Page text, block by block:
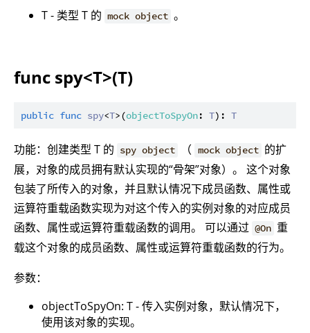
T - 类型 T 的 mock object 。
func spy<T>(T)
public func spy<T>(objectToSpyOn: T): T
功能：创建类型 T 的 spy object （ mock object 的扩
展，对象的成员拥有默认实现的“骨架”对象）。 这个对象
包装了所传入的对象，并且默认情况下成员函数、属性或
运算符重载函数实现为对这个传入的实例对象的对应成员
函数、属性或运算符重载函数的调用。 可以通过 @On 重
载这个对象的成员函数、属性或运算符重载函数的行为。
参数：
objectToSpyOn: T - 传入实例对象，默认情况下，
使用该对象的实现。